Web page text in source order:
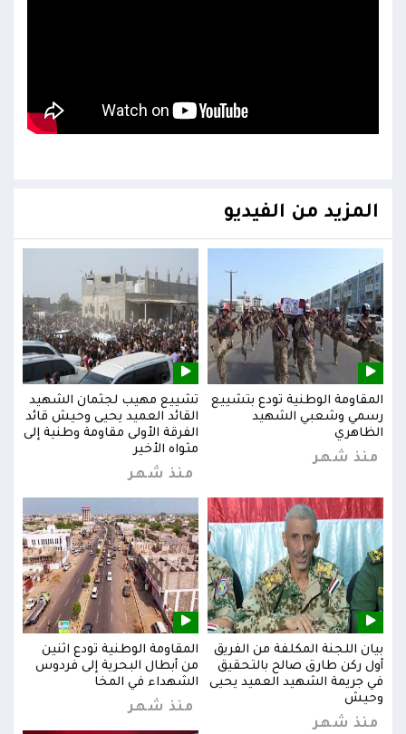
المزيد من الفيديو
المقاومة الوطنية تودع بتشييع
رسمي وشعبي الشهيد
الظاهري
منذ شهر
تشييع مهيب لجثمان الشهيد
القائد العميد يحيى وحيش قائد
الفرقة الأولى مقاومة وطنية إلى
مثواه الأخير
منذ شهر
بيان اللجنة المكلفة من الفريق
أول ركن طارق صالح بالتحقيق
في جريمة الشهيد العميد يحيى
وحيش
منذ شهر
المقاومة الوطنية تودع اثنين
من أبطال البحرية إلى فردوس
الشهداء في المخا
منذ شهر